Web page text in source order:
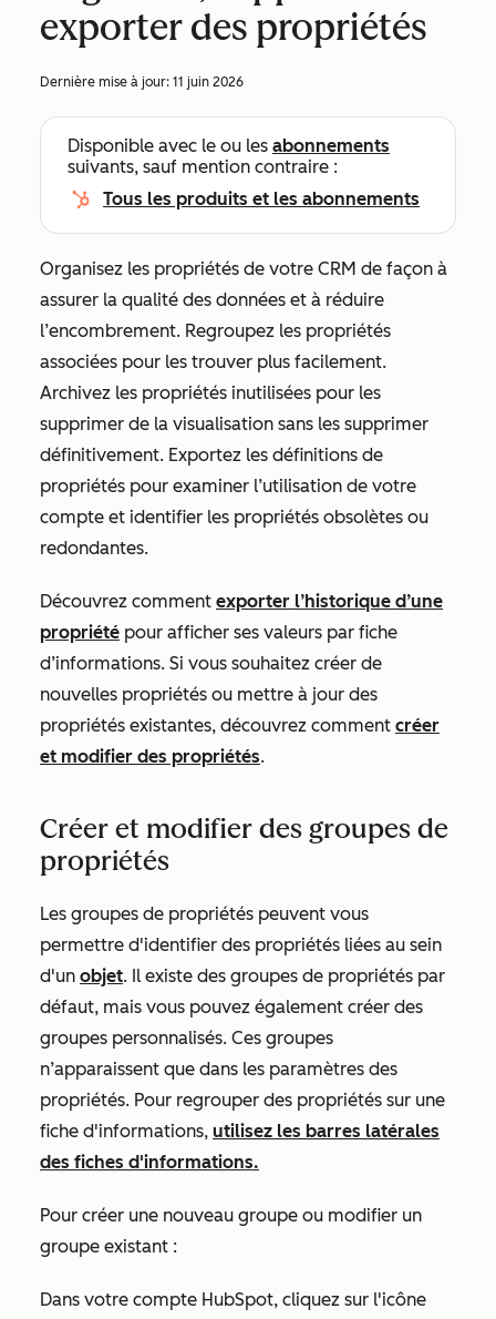
exporter des propriétés
Dernière mise à jour: 11 juin 2026
Disponible avec le ou les abonnements
suivants, sauf mention contraire :
Tous les produits et les abonnements
Organisez les propriétés de votre CRM de façon à
assurer la qualité des données et à réduire
l’encombrement. Regroupez les propriétés
associées pour les trouver plus facilement.
Archivez les propriétés inutilisées pour les
supprimer de la visualisation sans les supprimer
définitivement. Exportez les définitions de
propriétés pour examiner l’utilisation de votre
compte et identifier les propriétés obsolètes ou
redondantes.
Découvrez comment exporter l’historique d’une
propriété pour afficher ses valeurs par fiche
d’informations. Si vous souhaitez créer de
nouvelles propriétés ou mettre à jour des
propriétés existantes, découvrez comment créer
et modifier des propriétés.
Créer et modifier des groupes de
propriétés
Les groupes de propriétés peuvent vous
permettre d'identifier des propriétés liées au sein
d'un objet. Il existe des groupes de propriétés par
défaut, mais vous pouvez également créer des
groupes personnalisés. Ces groupes
n’apparaissent que dans les paramètres des
propriétés. Pour regrouper des propriétés sur une
fiche d'informations, utilisez les barres latérales
des fiches d'informations.
Pour créer une nouveau groupe ou modifier un
groupe existant :
Dans votre compte HubSpot, cliquez sur l'icône